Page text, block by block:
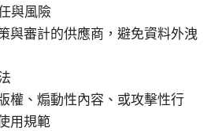
與風險
與審計的供應商，避免資料外洩
權、煽動性內容、或攻擊性行
用規範